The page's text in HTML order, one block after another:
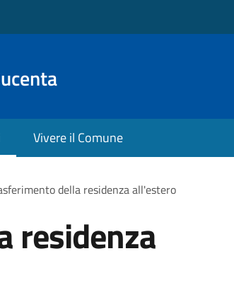
Vivere il Comune
della residenza all'estero
residenza